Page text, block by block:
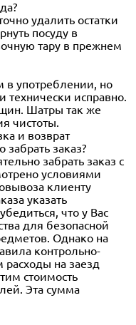
удалить остатки
посуду в
тару в прежнем
употреблении, но
технически исправно.
Шатры так же
чистоты.
и возврат
заказ?
забрать заказ с
условиями
клиенту
указать
что у Вас
для безопасной
Однако на
контрольно-
на заезд
стоимость
Эта сумма